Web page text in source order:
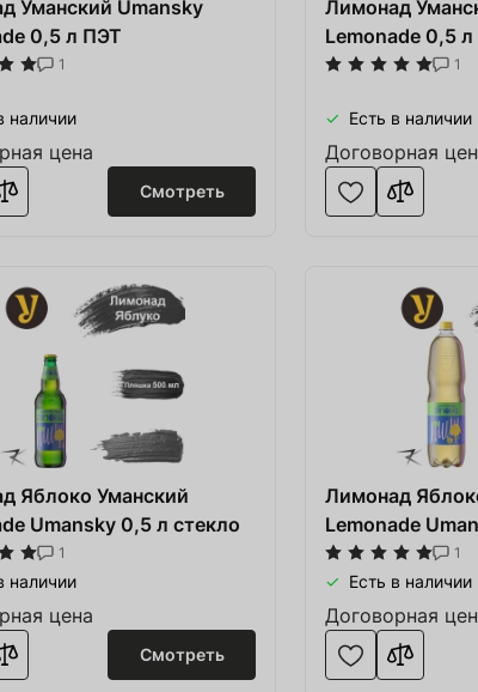
Уманский Umansky
0,5 л ПЭТ
1
наличии
цена
Смотреть
Лимонад
Lemonade 0,5 л
1
Есть в наличии
Договорная
Яблоко Уманский
Umansky 0,5 л стекло
1
наличии
цена
Смотреть
Лимонад
Lemonade
1
Есть в наличии
Договорная